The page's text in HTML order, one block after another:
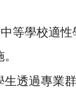
等學校適
透過專業